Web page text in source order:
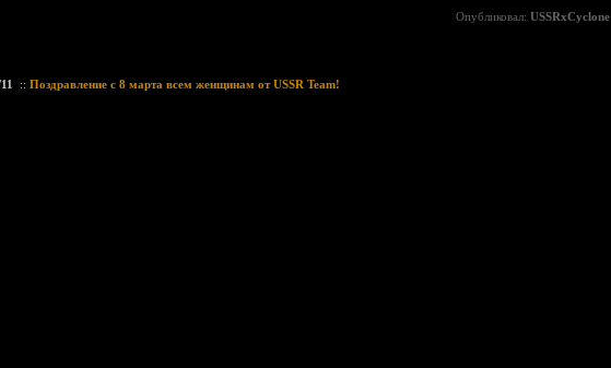
Опубликовал: USSRxCyclone
:: Поздравление с 8 марта всем женщинам от USSR Team!